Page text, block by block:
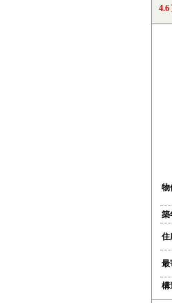
4.6
物
築
住
最
構